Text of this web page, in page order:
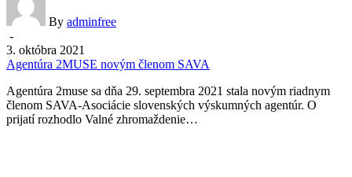
By adminfree
-
3. októbra 2021
Agentúra 2MUSE novým členom SAVA
Agentúra 2muse sa dňa 29. septembra 2021 stala novým riadnym
členom SAVA-Asociácie slovenských výskumných agentúr. O
prijatí rozhodlo Valné zhromaždenie…